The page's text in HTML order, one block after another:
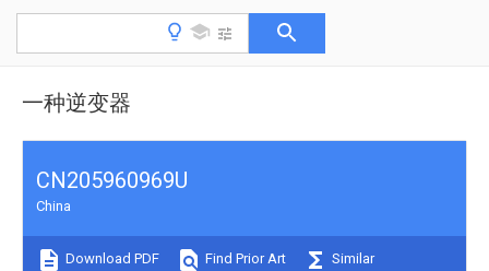
一种逆变器
CN205960969U
China
Download PDF Find Prior Art Similar